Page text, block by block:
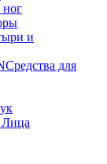
ног
и
Средства для
Лица